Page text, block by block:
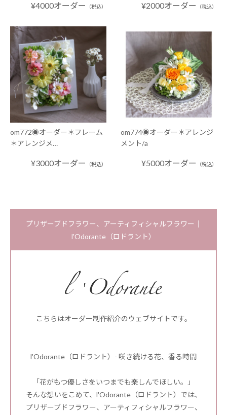
¥4000オーダー （税込） ¥2000オーダー （税込）
om772◉オーダー＊フレーム
＊アレンジメ…
¥3000オーダー （税込）
om774◉オーダー＊アレンジ
メント/a
¥5000オーダー （税込）
プリザーブドフラワー、アーティフィシャルフラワー｜
l'Odorante（ロドラント）
こちらはオーダー制作紹介のウェブサイトです。
l'Odorante（ロドラント）- 咲き続ける花、香る時間
「花がもつ優しさをいつまでも楽しんでほしい。」
そんな想いをこめて、l'Odorante（ロドラント）では、
プリザーブドフラワー、アーティフィシャルフラワー、